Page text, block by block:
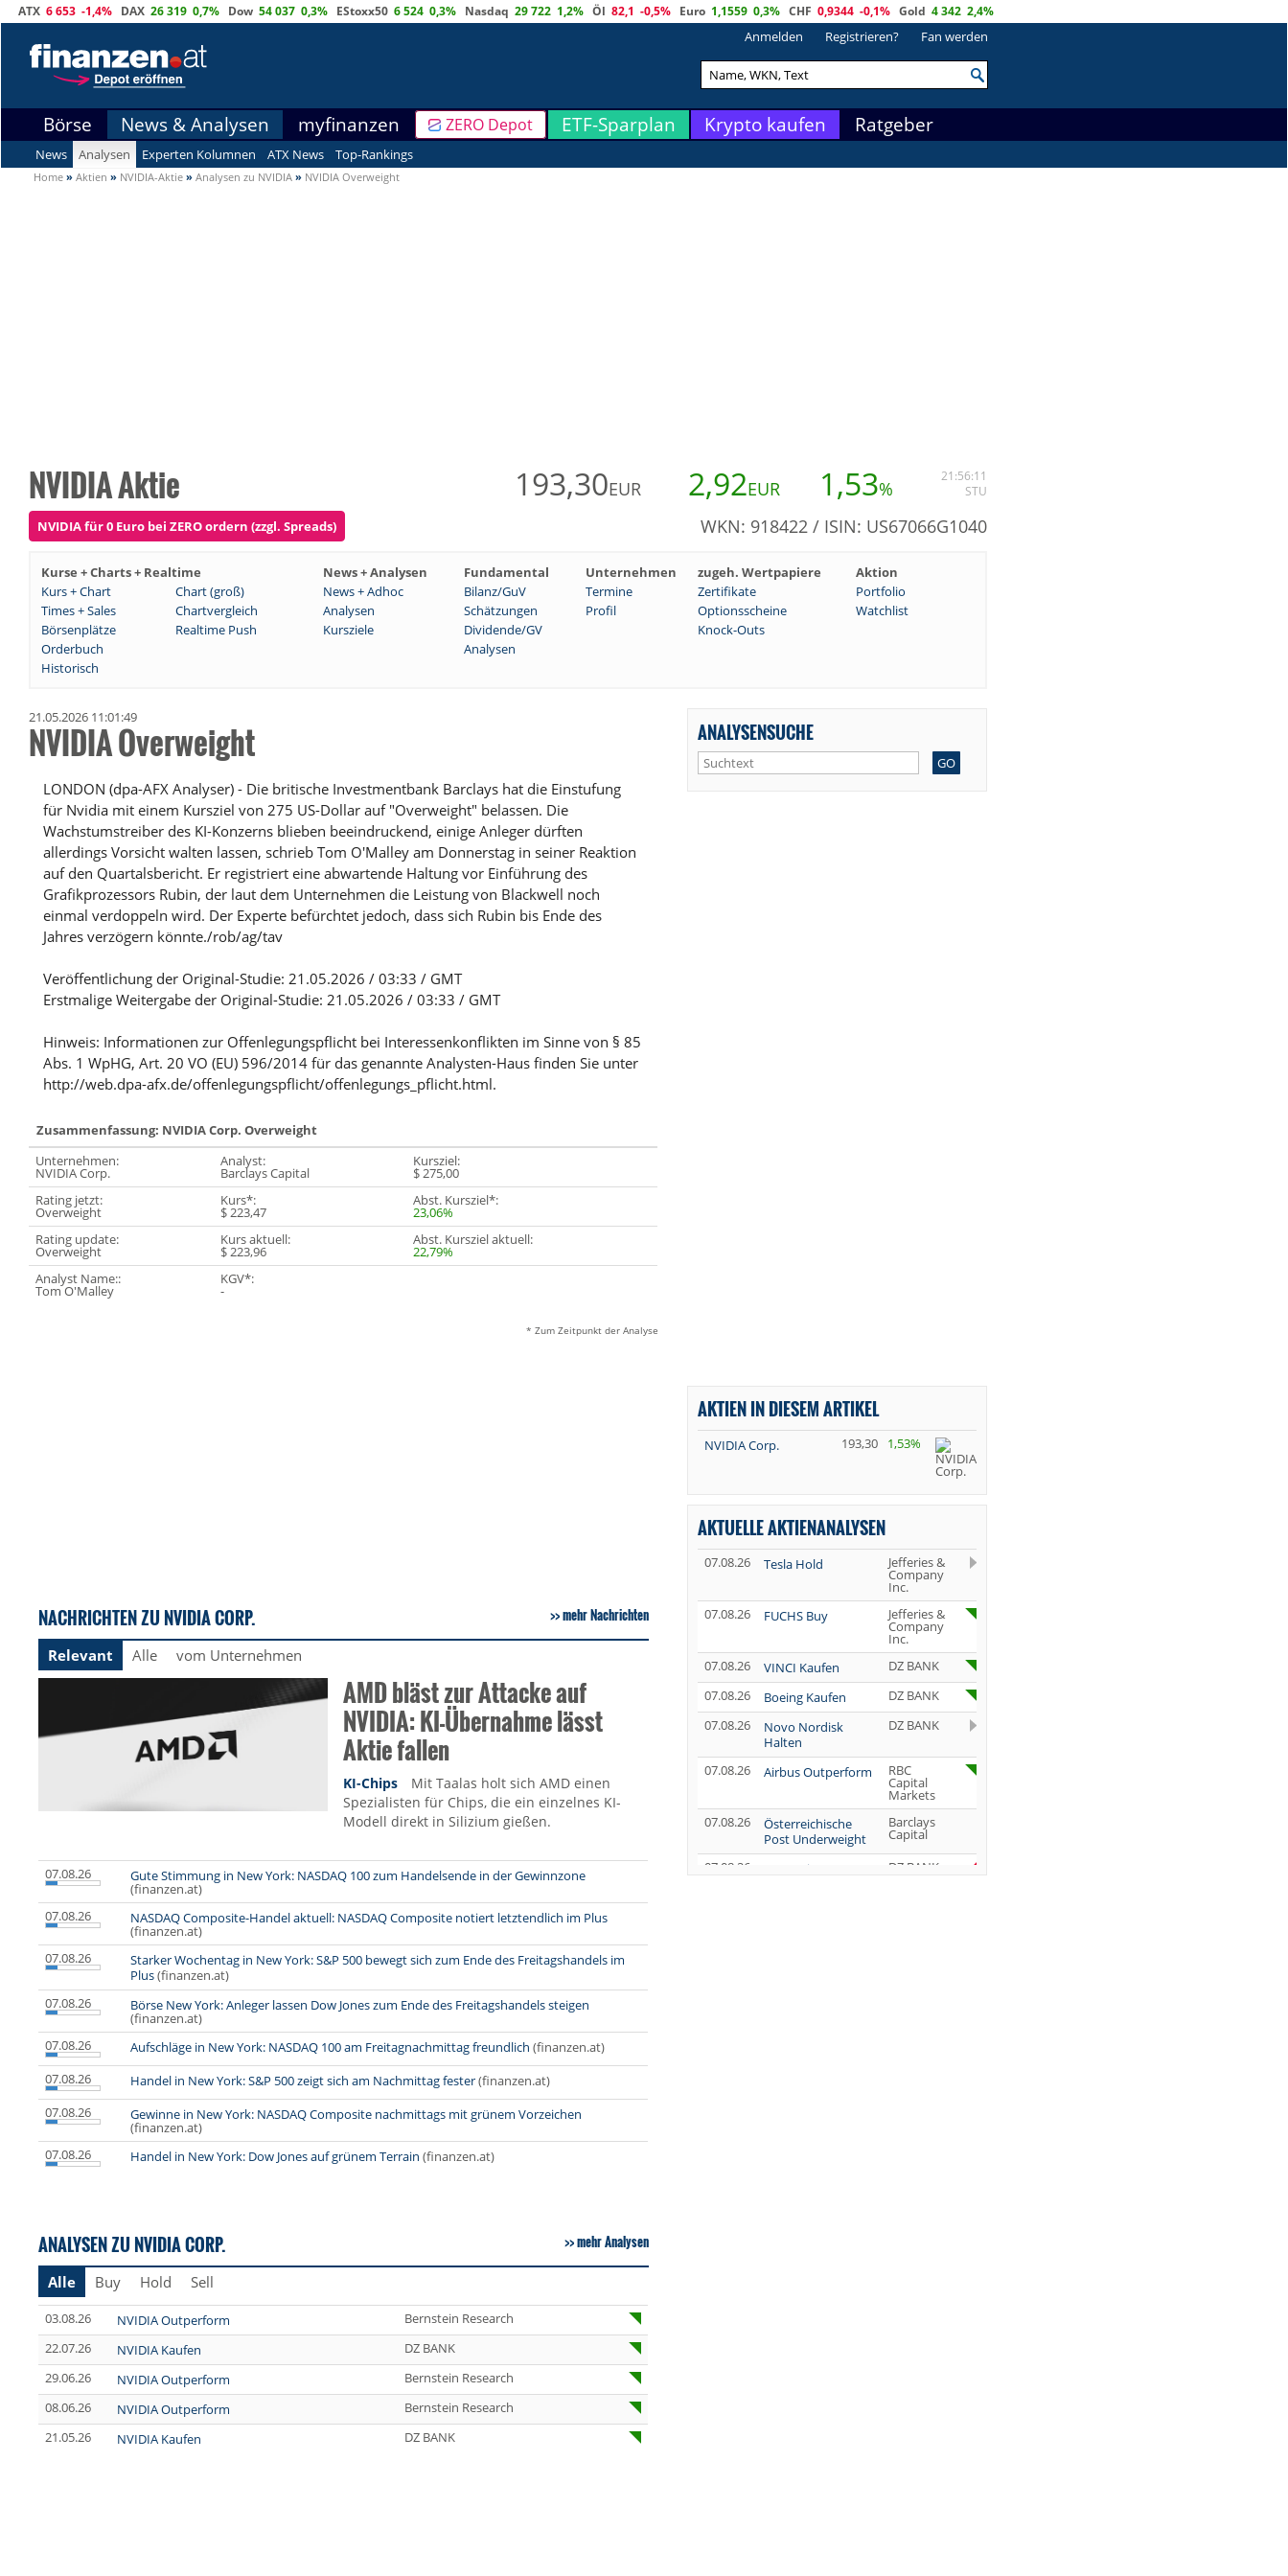
ATX 6 653 -1,4% DAX 26 319 0,7% Dow 54 037 0,3% EStoxx50 6 524 0,3% Nasdaq 29 722 1,2% Öl 82,1 -0,5% Euro 1,1559 0,3% CHF 0,9344 -0,1% Gold 4 342 2,4%
Anmelden Registrieren? Fan werden
Börse News & Analysen myfinanzen ZERO Depot ETF-Sparplan Krypto kaufen Ratgeber
News Analysen Experten Kolumnen ATX News Top-Rankings
Home » Aktien » NVIDIA-Aktie » Analysen zu NVIDIA » NVIDIA Overweight
NVIDIA Aktie 193,30EUR 2,92EUR 1,53%
21:56:11
STU
NVIDIA für 0 Euro bei ZERO ordern (zzgl. Spreads) WKN: 918422 / ISIN: US67066G1040
Kurse + Charts + Realtime News + Analysen Fundamental Unternehmen zugeh. Wertpapiere
Aktion
Kurs + Chart
Chart (groß) News + Adhoc Bilanz/GuV Termine Zertifikate
Portfolio
Times + Sales
Chartvergleich Analysen Schätzungen Profil Optionsscheine
Watchlist
Börsenplätze
Realtime Push Kursziele Dividende/GV
Knock-Outs
Orderbuch
Analysen
Historisch
21.05.2026 11:01:49
NVIDIA Overweight
LONDON (dpa-AFX Analyser) - Die britische Investmentbank Barclays hat die Einstufung
für Nvidia mit einem Kursziel von 275 US-Dollar auf "Overweight" belassen. Die
Wachstumstreiber des KI-Konzerns blieben beeindruckend, einige Anleger dürften
allerdings Vorsicht walten lassen, schrieb Tom O'Malley am Donnerstag in seiner Reaktion
auf den Quartalsbericht. Er registriert eine abwartende Haltung vor Einführung des
Grafikprozessors Rubin, der laut dem Unternehmen die Leistung von Blackwell noch
einmal verdoppeln wird. Der Experte befürchtet jedoch, dass sich Rubin bis Ende des
Jahres verzögern könnte./rob/ag/tav
Veröffentlichung der Original-Studie: 21.05.2026 / 03:33 / GMT
Erstmalige Weitergabe der Original-Studie: 21.05.2026 / 03:33 / GMT
Hinweis: Informationen zur Offenlegungspflicht bei Interessenkonflikten im Sinne von § 85
Abs. 1 WpHG, Art. 20 VO (EU) 596/2014 für das genannte Analysten-Haus finden Sie unter
http://web.dpa-afx.de/offenlegungspflicht/offenlegungs_pflicht.html.
Zusammenfassung: NVIDIA Corp. Overweight
Unternehmen:
NVIDIA Corp.
Analyst:
Barclays Capital
Kursziel:
$ 275,00
Rating jetzt:
Overweight
Kurs*:
$ 223,47
Abst. Kursziel*:
23,06%
Rating update:
Overweight
Kurs aktuell:
$ 223,96
Abst. Kursziel aktuell:
22,79%
Analyst Name::
Tom O'Malley
KGV*:
-
* Zum Zeitpunkt der Analyse
NACHRICHTEN ZU NVIDIA CORP. mehr Nachrichten
Relevant Alle vom Unternehmen
AMD bläst zur Attacke auf
NVIDIA: KI-Übernahme lässt
Aktie fallen
KI-Chips
Mit Taalas holt sich AMD einen
Spezialisten für Chips, die ein einzelnes KI-
Modell direkt in Silizium gießen.
07.08.26 Gute Stimmung in New York: NASDAQ 100 zum Handelsende in der Gewinnzone
(finanzen.at)
07.08.26
NASDAQ Composite-Handel aktuell: NASDAQ Composite notiert letztendlich im Plus
(finanzen.at)
07.08.26
Starker Wochentag in New York: S&P 500 bewegt sich zum Ende des Freitagshandels im
Plus(finanzen.at)
07.08.26
Börse New York: Anleger lassen Dow Jones zum Ende des Freitagshandels steigen
(finanzen.at)
07.08.26
Aufschläge in New York: NASDAQ 100 am Freitagnachmittag freundlich (finanzen.at)
07.08.26
Handel in New York: S&P 500 zeigt sich am Nachmittag fester(finanzen.at)
07.08.26
Gewinne in New York: NASDAQ Composite nachmittags mit grünem Vorzeichen
(finanzen.at)
07.08.26
Handel in New York: Dow Jones auf grünem Terrain (finanzen.at)
ANALYSEN ZU NVIDIA CORP. mehr Analysen
Alle Buy Hold Sell
03.08.26 NVIDIA Outperform
Bernstein Research
22.07.26
NVIDIA Kaufen
DZ BANK
29.06.26
NVIDIA Outperform
Bernstein Research
08.06.26
NVIDIA Outperform
Bernstein Research
21.05.26
NVIDIA Kaufen DZ BANK
ANALYSENSUCHE
GO
AKTIEN IN DIESEM ARTIKEL
NVIDIA Corp. 193,30 1,53%
AKTUELLE AKTIENANALYSEN
07.08.26 Tesla Hold Jefferies &
Company
Inc.
07.08.26
FUCHS Buy Jefferies &
Company
Inc.
07.08.26
VINCI Kaufen
DZ BANK
07.08.26
Boeing Kaufen
DZ BANK
07.08.26
Novo Nordisk
Halten
DZ BANK
07.08.26 Airbus Outperform RBC
Capital
Markets
07.08.26
Österreichische
Post Underweight
Barclays
Capital
07.08.26
SUSS MicroTec
DZ BANK